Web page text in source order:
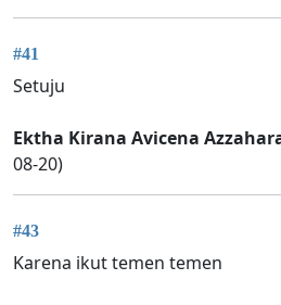
#41
Setuju
Ektha Kirana Avicena
08-20)
#43
Karena ikut temen temen